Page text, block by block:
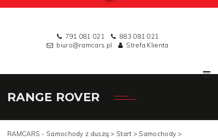
791 081 021
883 081 021
biuro@ramcars.pl
Strefa Klienta
RANGE ROVER
RAMCARS - Samochody z duszą > Start > Samochody >